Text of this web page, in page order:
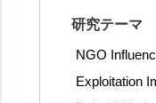
研究テーマ
NGO
Exploitation